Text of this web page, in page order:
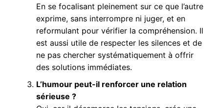
En se focalisant pleinement sur ce que l’autre
exprime, sans interrompre ni juger, et en
reformulant pour vérifier la compréhension. Il
est aussi utile de respecter les silences et de
ne pas chercher systématiquement à offrir
des solutions immédiates.
L’humour peut-il renforcer une relation
sérieuse ?